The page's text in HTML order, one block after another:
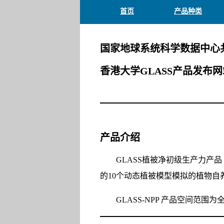
首页 产品种类
国家地球系统科学数据中
香港大学GLASS产品发布
产品介绍
GLASS植被净初级生产力产品
的10个动态植被模型模拟的植物自
GLASS-NPP 产品空间范围为